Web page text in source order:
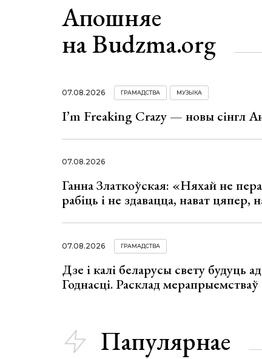
Апошняе
на Budzma.org
07.08.2026 ГРАМАДСТВА МУЗЫКА
I’m Freaking Crazy — новы сінгл
07.08.2026
Ганна Златкоўская: «Няхай не
рабіць і не здавацца, нават цяпер,
07.08.2026 ГРАМАДСТВА
Дзе і калі беларусы свету будуць
Годнасці. Расклад мерапрыемстваў
Папулярнае